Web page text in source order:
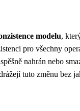
modelu,
pro všechny
nahrán nebo
tuto změnu bez